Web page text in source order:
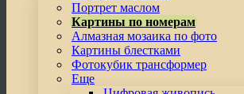
Портрет маслом
Картины по номерам
Алмазная мозаика по фото
Картины блестками
Фотокубик трансформер
Еще